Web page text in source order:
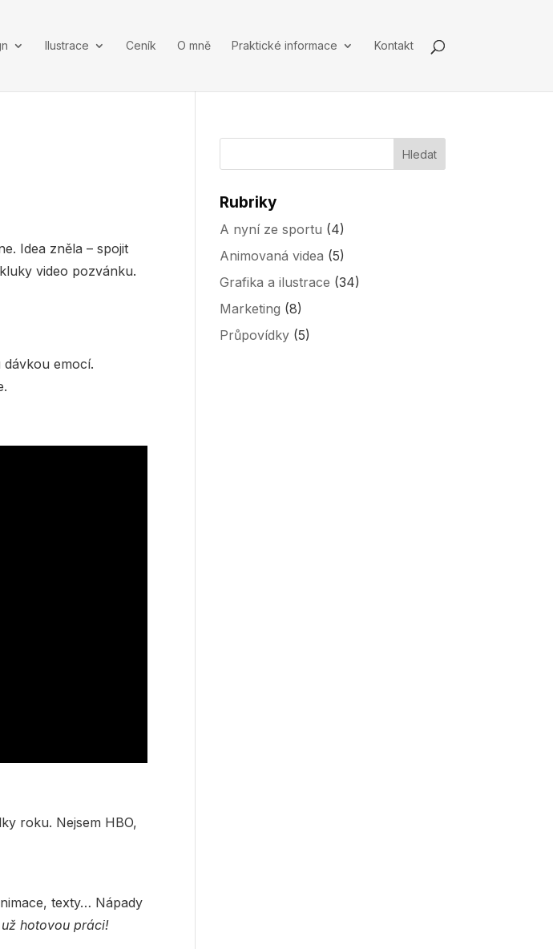
Ilustrace Ceník O mně Praktické informace Kontakt
Idea zněla – spojit
video pozvánku.
emocí.
roku. Nejsem HBO,
texty… Nápady
hotovou práci!
Rubriky
A nyní ze sportu (4)
Animovaná videa (5)
Grafika a ilustrace (34)
Marketing (8)
Průpovídky(5)